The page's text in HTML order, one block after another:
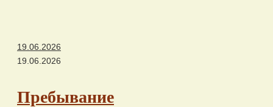
19.06.2026
19.06.2026
Пребывание